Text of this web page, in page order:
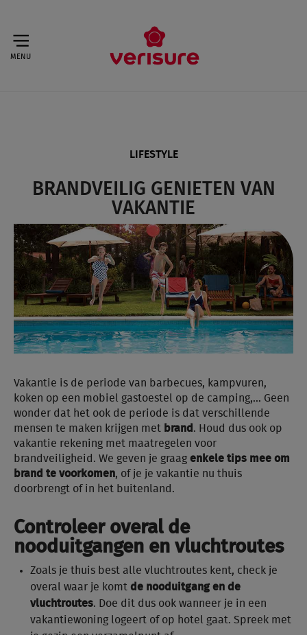
MENU
LIFESTYLE
BRANDVEILIG GENIETEN VAN
VAKANTIE
Vakantie is de periode van barbecues, kampvuren,
koken op een mobiel gastoestel op de camping,… Geen
wonder dat het ook de periode is dat verschillende
mensen te maken krijgen met brand . Houd dus ook op
vakantie rekening met maatregelen voor
brandveiligheid. We geven je graag enkele tips mee om
brand te voorkomen, of je je vakantie nu thuis
doorbrengt of in het buitenland.
Controleer overal de
nooduitgangen en vluchtroutes
Zoals je thuis best alle vluchtroutes kent, check je
overal waar je komt de nooduitgang en de
vluchtroutes. Doe dit dus ook wanneer je in een
vakantiewoning logeert of op hotel gaat. Spreek met